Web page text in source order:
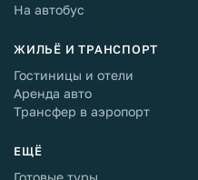
На автобус
ЖИЛЬЁ И ТРАНСПОРТ
Гостиницы и отели
Аренда авто
Трансфер в аэропорт
ЕЩЁ
Готовые туры